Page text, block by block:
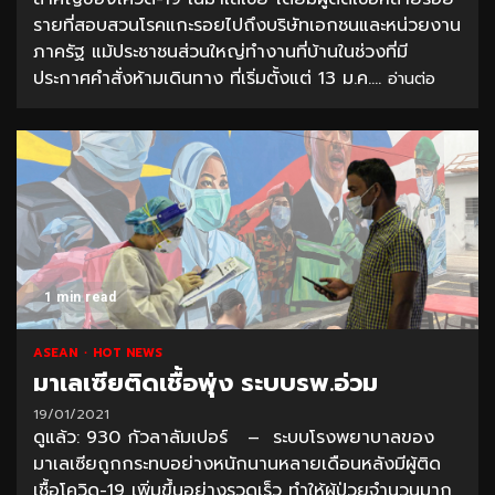
รายที่สอบสวนโรคแกะรอยไปถึงบริษัทเอกชนและหน่วยงาน
ภาครัฐ แม้ประชาชนส่วนใหญ่ทำงานที่บ้านในช่วงที่มี
ประกาศคำสั่งห้ามเดินทาง ที่เริ่มตั้งแต่ 13 ม.ค.... อ่านต่อ
1 min read
ASEAN HOT NEWS
มาเลเซียติดเชื้อพุ่ง ระบบรพ.อ่วม
19/01/2021
ดูแล้ว: 930 กัวลาลัมเปอร์ – ระบบโรงพยาบาลของ
มาเลเซียถูกกระทบอย่างหนักนานหลายเดือนหลังมีผู้ติด